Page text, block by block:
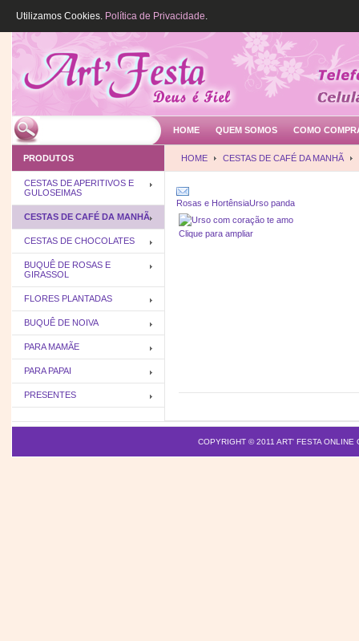
HOME QUEM SOMOS COMO
HOME CESTAS DE CAFÉ DA MANHÃ
Rosas e HortênsiaUrso panda
Clique para ampliar
PRODUTOS
CESTAS DE APERITIVOS E
GULOSEIMAS
CESTAS DE CAFÉ DA MANHÃ
CESTAS DE CHOCOLATES
BUQUÊ DE ROSAS E
GIRASSOL
FLORES PLANTADAS
BUQUÊ DE NOIVA
PARA MAMÃE
PARA PAPAI
PRESENTES
COPYRIGHT © 2011 ART' FESTA ONLINE
Utilizamos Cookies. Política de Privacidade.